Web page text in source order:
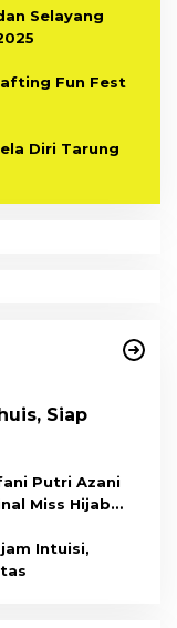
Selayang
Fun Fest
Diri Tarung
Siap
Putri Azani
Miss Hijab
Intuisi,